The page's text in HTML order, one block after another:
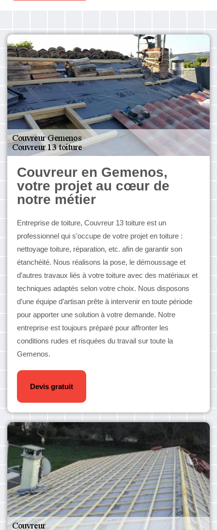
Couvreur en Gemenos,
votre projet au cœur de
notre métier
Entreprise de toiture, Couvreur 13 toiture est un
professionnel qui s’occupe de votre projet en toiture :
nettoyage toiture, réparation, etc. afin de garantir son
étanchéité. Nous réalisons la pose, le démoussage et
d’autres travaux liés à votre toiture avec des matériaux et
techniques adaptés selon votre choix. Nous disposons
d’une équipe d’artisan prête à intervenir en toute période
pour apporter une solution à votre demande. Notre
entreprise est toujours préparé pour affronter les
conditions rudes et risquées du travail sur toute la
Gemenos.
Devis gratuit